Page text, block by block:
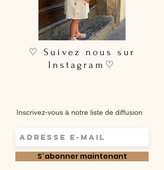
♡ Suivez nous sur
Instagram♡
Inscrivez-vous à notre liste de diffusion
S`abonner maintenant